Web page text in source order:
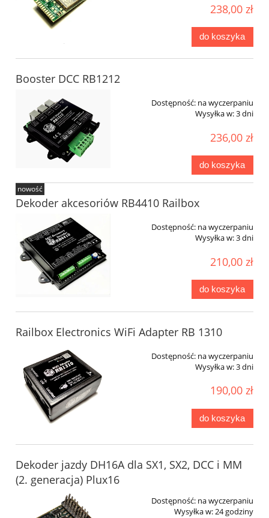
238,00 zł
do koszyka
Booster DCC RB1212
Dostępność: na wyczerpaniu
Wysyłka w:3 dni
236,00 zł
do koszyka
Dekoder akcesoriów RB4410 Railbox
Dostępność: na wyczerpaniu
Wysyłka w:3 dni
210,00 zł
do koszyka
nowość
Railbox Electronics WiFi Adapter RB 1310
Dostępność: na wyczerpaniu
Wysyłka w:3 dni
190,00 zł
do koszyka
Dekoder jazdy DH16A dla SX1, SX2, DCC i MM
(2. generacja) Plux16
Dostępność: na wyczerpaniu
Wysyłka w:24 godziny